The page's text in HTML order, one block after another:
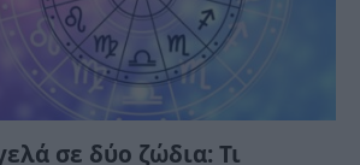
σε δύο ζώδια: Τι